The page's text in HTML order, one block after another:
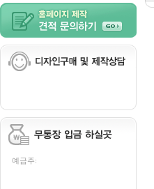
예금주: